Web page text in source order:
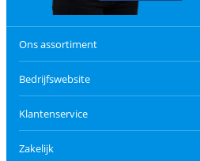
Ons assortiment
Bedrijfswebsite
Klantenservice
Zakelijk